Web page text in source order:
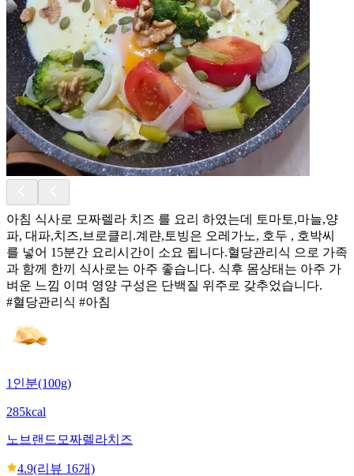
아침 식사로 모짜렐라 치즈 를 요리 하였는데 토마토,마늘,양
파, 대파,치즈,브로클리.계랸,토빙은 오레가노, 호두 , 호박씨
를 넣어 15분간 요리시간이 소요 됩니다.혈당관리식 으로 가족
과 함께 한끼 식사로는 아주 좋습니다. 식후 몸상태는 아주 가
벼운 느낌 이며 영양 구성은 단백질 위주로 갖추었습니다.
#혈당관리식 #아침
1인분(100g)
285kcal
노브랜드 모짜렐라치즈
4.9(리뷰 16개)